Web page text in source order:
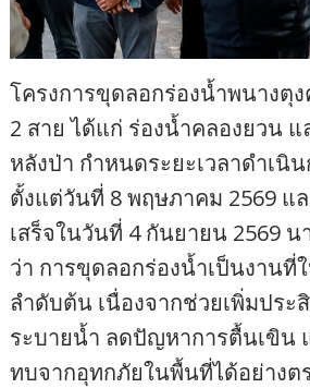
โครงการขุดลอกร่องน้ำพนางตุ
2 สาย ได้แก่ ร่องน้ำคลองยวน แ
หลังป่า กำหนดระยะเวลาดำเนิ
ตั้งแต่วันที่ 8 พฤษภาคม 2569 แ
เสร็จในวันที่ 4 กันยายน 2569
ว่า การขุดลอกร่องน้ำเป็นงาน
ลำดับต้น เนื่องจากช่วยเพิ่มประ
ระบายน้ำ ลดปัญหาการตื้นเขิน
ทบจากอุทกภัยในพื้นที่ได้อย่างต